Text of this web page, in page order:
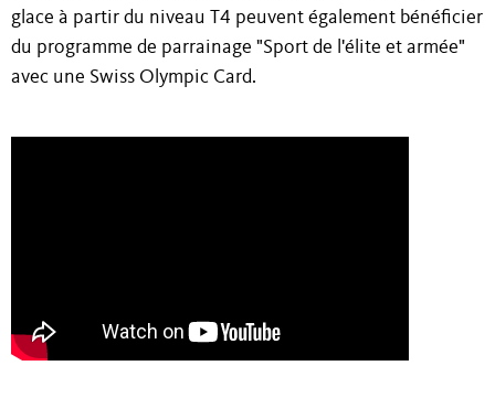
glace à partir du niveau T4 peuvent également bénéficier
du programme de parrainage "Sport de l'élite et armée"
avec une Swiss Olympic Card.